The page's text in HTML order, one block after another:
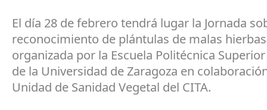
El día 28 de febrero tendrá lugar la Jornada
reconocimiento de plántulas de malas
organizada por la Escuela Politécnica
de la Universidad de Zaragoza en
Unidad de Sanidad Vegetal del CITA.